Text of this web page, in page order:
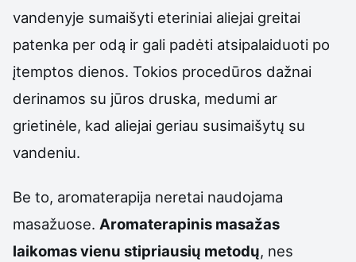
vandenyje sumaišyti eteriniai aliejai greitai
patenka per odą ir gali padėti atsipalaiduoti po
įtemptos dienos. Tokios procedūros dažnai
derinamos su jūros druska, medumi ar
grietinėle, kad aliejai geriau susimaišytų su
vandeniu.
Be to, aromaterapija neretai naudojama
masažuose. Aromaterapinis masažas
laikomas vienu stipriausių metodų, nes